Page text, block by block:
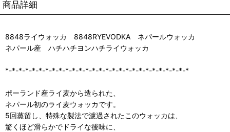
商品詳細
8848ライウォッカ 8848RYEVODKA ネパールウォッカ
ネパール産 ハチハチヨンハチライウォッカ
*-*-*-*-*-*-*-*-*-*-*-*-*-*-*-*-*-*-*-*-*-*-*-*-*-*-*-*
ポーランド産ライ麦から造られた、
ネパール初のライ麦ウォッカです。
5回蒸留し、特殊な製法で濾過されたこのウォッカは、
驚くほど滑らかでドライな後味に、